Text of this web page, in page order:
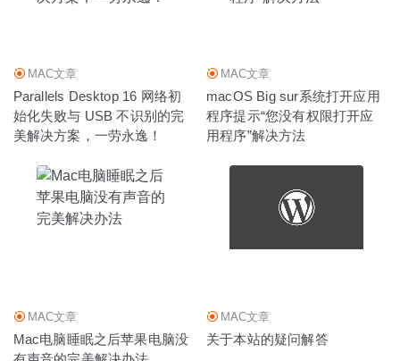
MAC文章
Parallels Desktop 16 网络初
始化失败与 USB 不识别的完
美解决方案，一劳永逸！
MAC文章
macOS Big sur系统打开应用
程序提示“您没有权限打开应
用程序”解决方法
MAC文章
Mac电脑睡眠之后苹果电脑没
MAC文章
关于本站的疑问解答